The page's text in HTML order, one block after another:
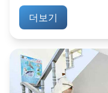
더보기